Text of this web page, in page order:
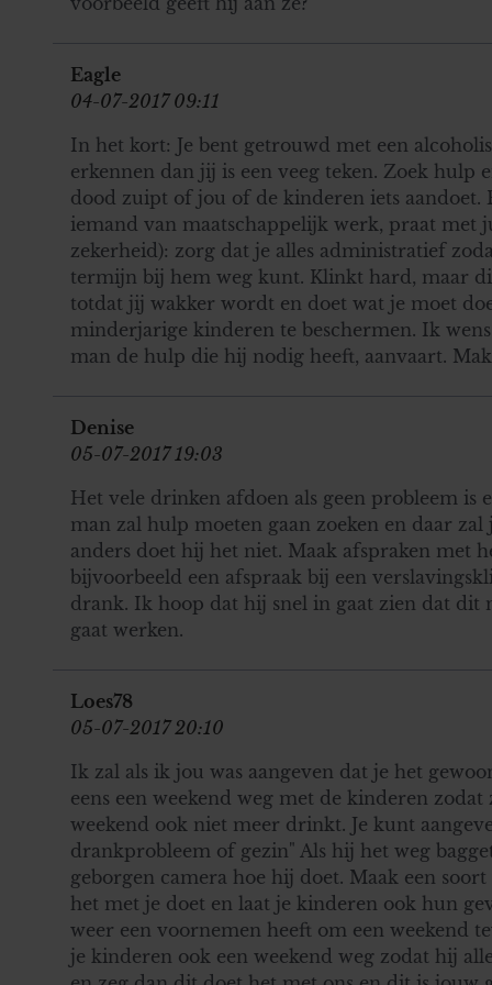
Eagle
04-07-2017 09:11
In het kort: Je bent getrouwd met een
erkennen dan jij is een veeg teken. Zoek hulp
dood zuipt of jou of de kinderen iets aandoet.
iemand van maatschappelijk werk, praat met
zekerheid): zorg dat je alles administratief
termijn bij hem weg kunt. Klinkt hard, maar
totdat jij wakker wordt en doet wat je moet
minderjarige kinderen te beschermen. Ik
man de hulp die hij nodig heeft, aanvaart.
Denise
05-07-2017 19:03
Het vele drinken afdoen als geen probleem is
man zal hulp moeten gaan zoeken en daar
anders doet hij het niet. Maak afspraken met
bijvoorbeeld een afspraak bij een
drank. Ik hoop dat hij snel in gaat zien dat dit
gaat werken.
Loes78
05-07-2017 20:10
Ik zal als ik jou was aangeven dat je het
eens een weekend weg met de kinderen
weekend ook niet meer drinkt. Je kunt
drankprobleem of gezin" Als hij het weg
geborgen camera hoe hij doet. Maak een
het met je doet en laat je kinderen ook hun
weer een voornemen heeft om een weekend
je kinderen ook een weekend weg zodat hij